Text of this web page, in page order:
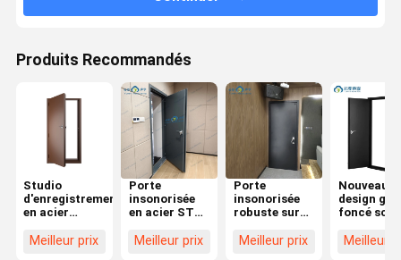
Produits Recommandés
Studio
d'enregistrement
en acier
son Porte
Meilleur prix
Porte
insonorisée
en acier STC
acoustique
Meilleur prix
Porte
insonorisée
robuste sur
construite
Meilleur prix
Nouveau
design gris
foncé
serrures
Meilleur